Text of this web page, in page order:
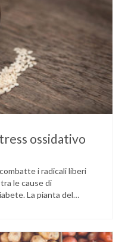
ossidativo
i radicali liberi
le cause di
La pianta del
piatti, ma …